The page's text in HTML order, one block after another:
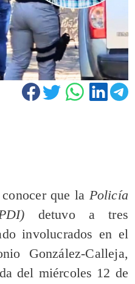
que la Policía
detuvo a tres
involucrados en el
González-Calleja,
del miércoles 12 de